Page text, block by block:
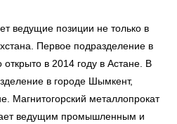
ведущие позиции не только в
Первое подразделение в
открыто в 2014 году в Астане. В
в городе Шымкент,
Магнитогорский металлопрокат
ведущим промышленным и